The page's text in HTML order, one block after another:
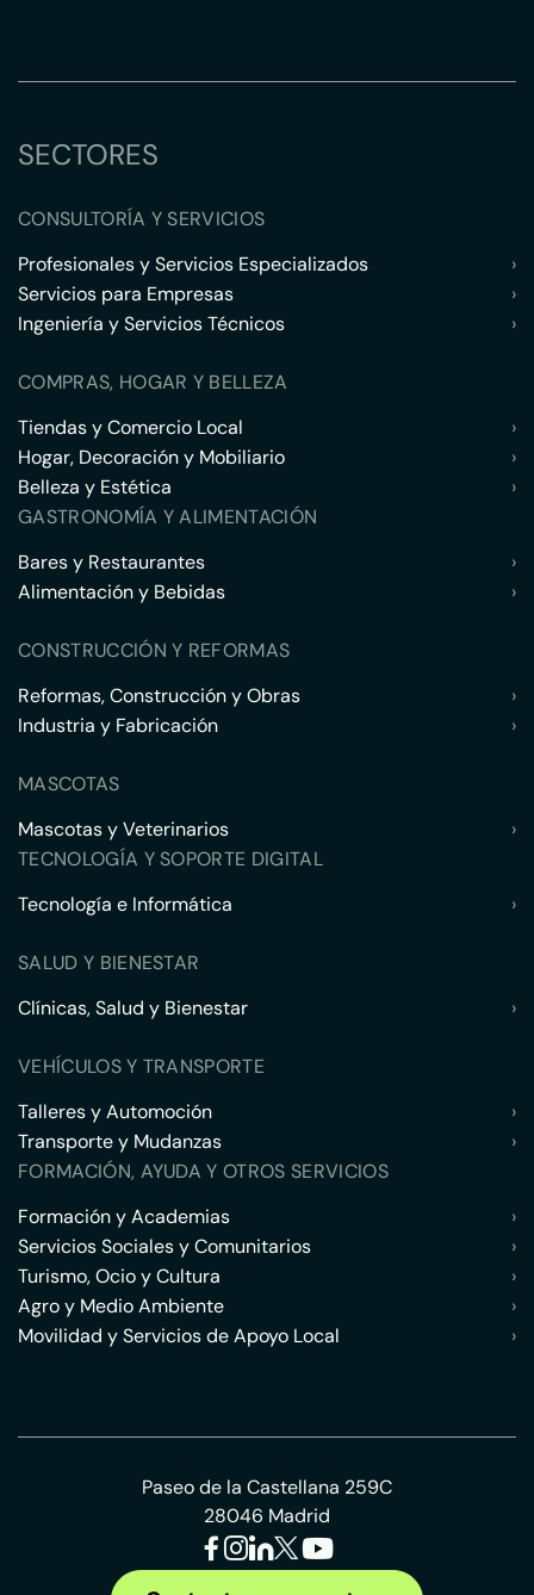
SECTORES
CONSULTORÍA Y SERVICIOS
Profesionales y Servicios Especializados
›
Servicios para Empresas
›
Ingeniería y Servicios Técnicos
›
COMPRAS, HOGAR Y BELLEZA
Tiendas y Comercio Local
›
Hogar, Decoración y Mobiliario
›
Belleza y Estética
›
GASTRONOMÍA Y ALIMENTACIÓN
Bares y Restaurantes
›
Alimentación y Bebidas
›
CONSTRUCCIÓN Y REFORMAS
Reformas, Construcción y Obras
›
Industria y Fabricación
›
MASCOTAS
Mascotas y Veterinarios
›
TECNOLOGÍA Y SOPORTE DIGITAL
Tecnología e Informática
›
SALUD Y BIENESTAR
Clínicas, Salud y Bienestar
›
VEHÍCULOS Y TRANSPORTE
Talleres y Automoción
›
Transporte y Mudanzas
›
FORMACIÓN, AYUDA Y OTROS SERVICIOS
Formación y Academias
›
Servicios Sociales y Comunitarios
›
Turismo, Ocio y Cultura
›
Agro y Medio Ambiente
›
Movilidad y Servicios de Apoyo Local
›
Paseo de la Castellana 259C
28046 Madrid